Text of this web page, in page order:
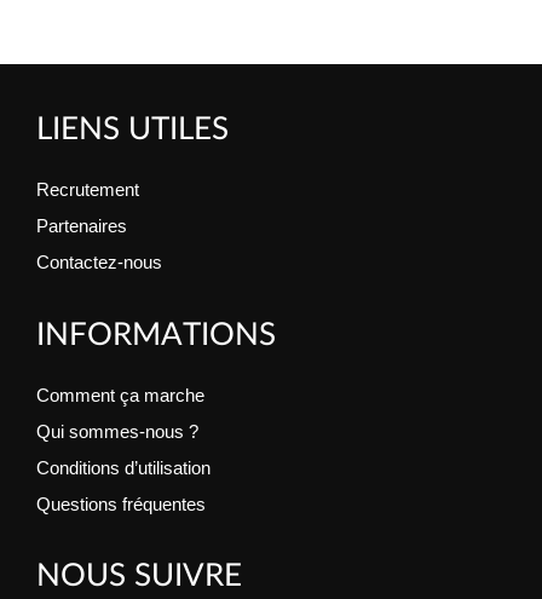
LIENS UTILES
Recrutement
Partenaires
Contactez-nous
INFORMATIONS
Comment ça marche
Qui sommes-nous ?
Conditions d’utilisation
Questions fréquentes
NOUS SUIVRE